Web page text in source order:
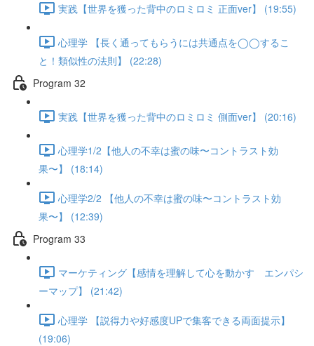
実践【世界を獲った背中のロミロミ 正面ver】 (19:55)
心理学 【長く通ってもらうには共通点を◯◯するこ
と！類似性の法則】 (22:28)
Program 32
実践【世界を獲った背中のロミロミ 側面ver】 (20:16)
心理学1/2【他人の不幸は蜜の味〜コントラスト効
果〜】 (18:14)
心理学2/2 【他人の不幸は蜜の味〜コントラスト効
果〜】 (12:39)
Program 33
マーケティング【感情を理解して心を動かす エンパシ
ーマップ】 (21:42)
心理学 【説得力や好感度UPで集客できる両面提示】
(19:06)